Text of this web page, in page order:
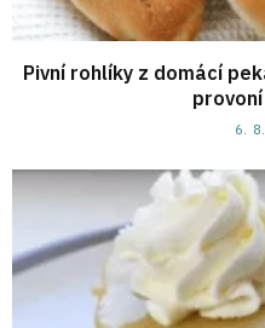
Pivní rohlíky z domácí
6.